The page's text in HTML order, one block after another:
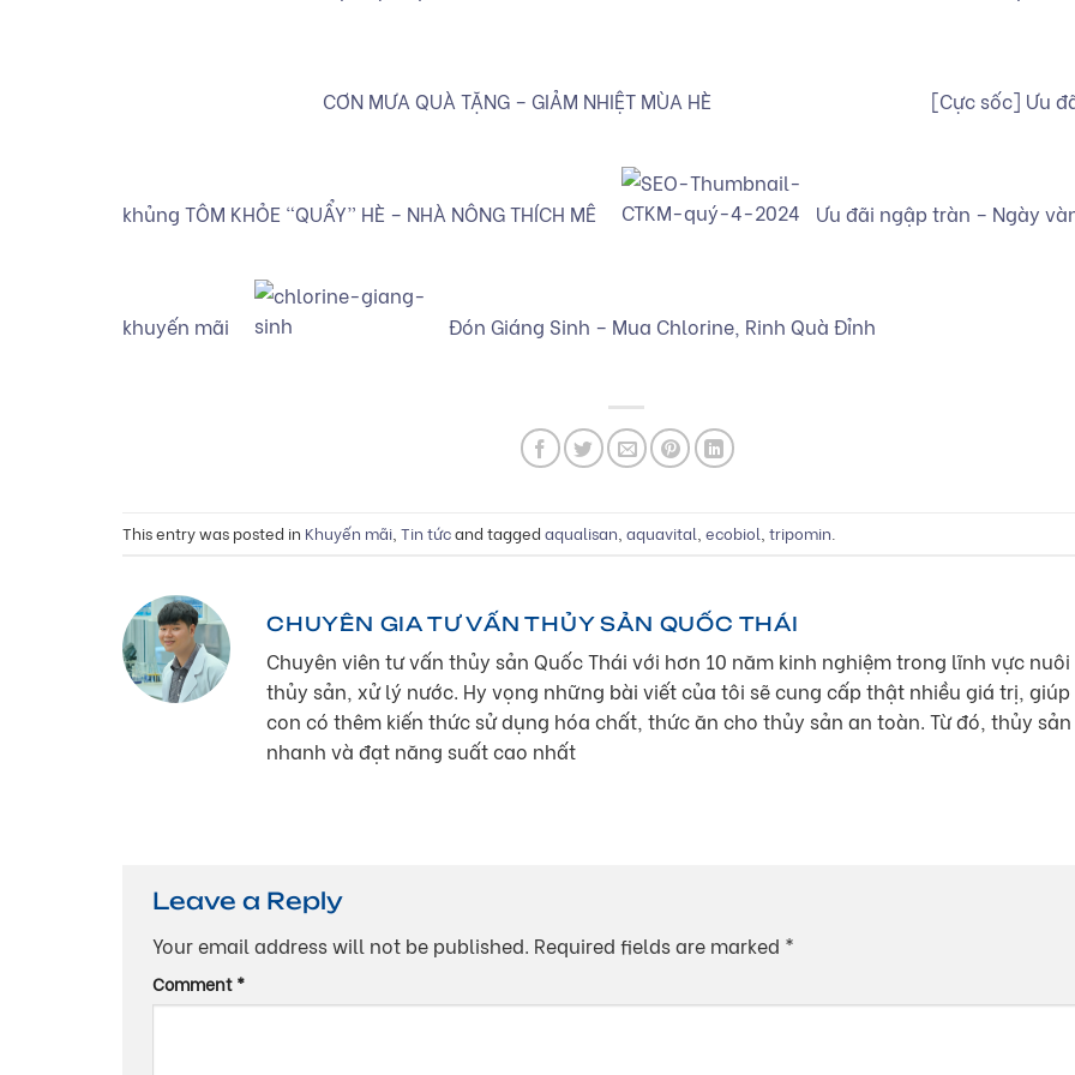
CƠN MƯA QUÀ TẶNG – GIẢM NHIỆT MÙA HÈ [Cực sốc] Ưu
khủng TÔM KHỎE “QUẨY” HÈ – NHÀ NÔNG THÍCH MÊ Ưu đãi ngập tràn – Ngày
khuyến mãi Đón Giáng Sinh – Mua Chlorine, Rinh Quà Đỉnh
This entry was posted in Khuyến mãi Tin tứcand tagged aqualisan aquavital ecobiol tripomin
CHUYÊN GIA TƯ VẤN THỦY SẢN QUỐC THÁI
Chuyên viên tư vấn thủy sản Quốc Thái với hơn 10 năm kinh nghiệm trong lĩnh vực
thủy sản, xử lý nước. Hy vọng những bài viết của tôi sẽ cung cấp thật nhiều giá trị, giúp
con có thêm kiến thức sử dụng hóa chất, thức ăn cho thủy sản an toàn. Từ đó, thủy
nhanh và đạt năng suất cao nhất
Leave a Reply
Your email address will not be published. Required fields are marked *
Comment*